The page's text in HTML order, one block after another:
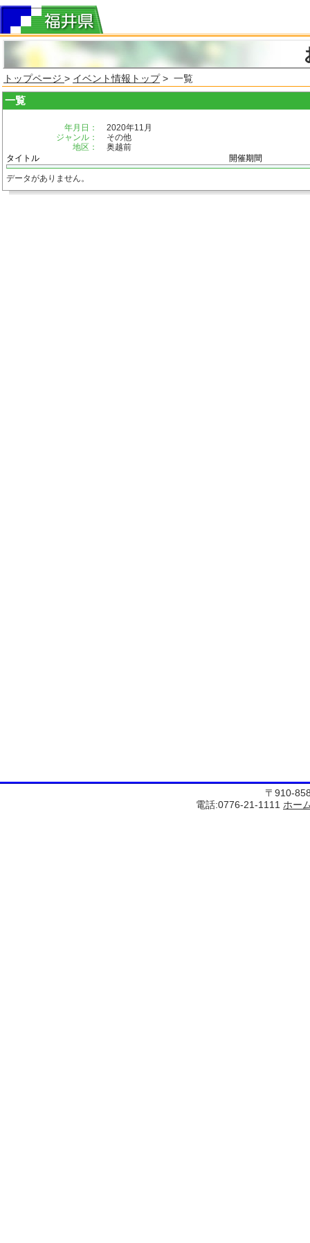
トップページ > イベント情報トップ> 一覧
一覧
年月日：
2020年11月
ジャンル：
その他
地区：
奥越前
タイトル
開催期間
データがありません。
〒910-
電話:0776-21-1111 ホー